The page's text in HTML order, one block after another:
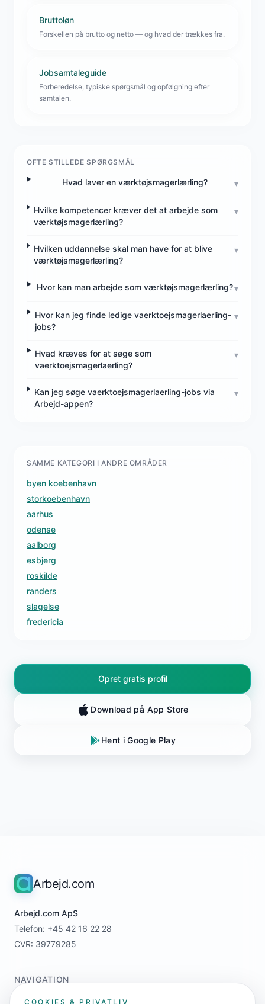
Bruttoløn
Forskellen på brutto og netto — og hvad der trækkes fra.
Jobsamtaleguide
Forberedelse, typiske spørgsmål og opfølgning efter
samtalen.
OFTE STILLEDE SPØRGSMÅL
Hvad laver en værktøjsmagerlærling? ▾
Hvilke kompetencer kræver det at arbejde som
værktøjsmagerlærling?
▾
Hvilken uddannelse skal man have for at blive
værktøjsmagerlærling?
▾
Hvor kan man arbejde som værktøjsmagerlærling?▾
Hvor kan jeg finde ledige vaerktoejsmagerlaerling-
jobs?
▾
Hvad kræves for at søge som
vaerktoejsmagerlaerling?
▾
Kan jeg søge vaerktoejsmagerlaerling-jobs via
Arbejd-appen?
▾
SAMME KATEGORI I ANDRE OMRÅDER
byen koebenhavn
storkoebenhavn
aarhus
odense
aalborg
esbjerg
roskilde
randers
slagelse
fredericia
Opret gratis profil
Download på App Store
Hent i Google Play
Arbejd.com
Arbejd.com ApS
Telefon: +45 42 16 22 28
CVR: 39779285
NAVIGATION
COOKIES & PRIVATLIV